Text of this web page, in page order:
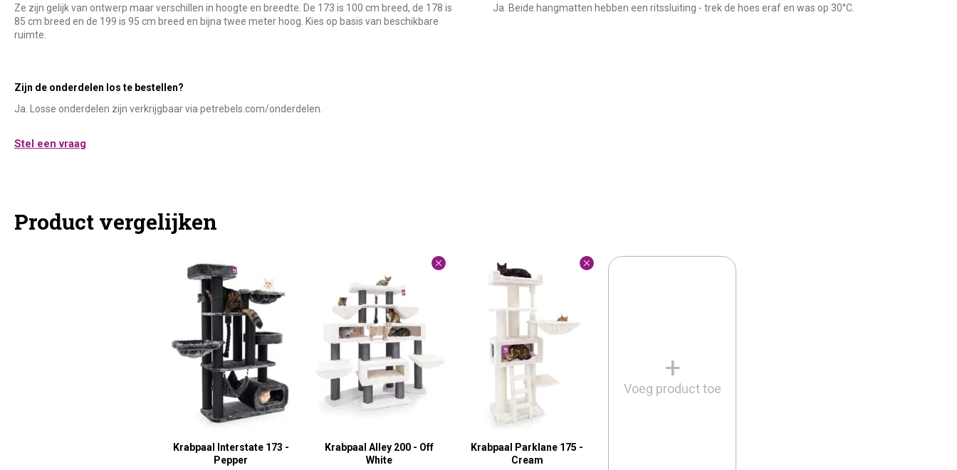
Ze zijn gelijk van ontwerp maar verschillen in hoogte en breedte. De 173 is 100 cm breed, de 178 is
85 cm breed en de 199 is 95 cm breed en bijna twee meter hoog. Kies op basis van beschikbare
ruimte.
Ja. Beide hangmatten hebben een ritssluiting - trek de hoes eraf en was op 30°C.
Zijn de onderdelen los te bestellen?
Ja. Losse onderdelen zijn verkrijgbaar via petrebels.com/onderdelen.
Stel een vraag
Product vergelijken
Krabpaal Interstate 173 -
Pepper
Krabpaal Alley 200 - Off
White
Krabpaal Parklane 175 -
Cream
+
Voeg product toe